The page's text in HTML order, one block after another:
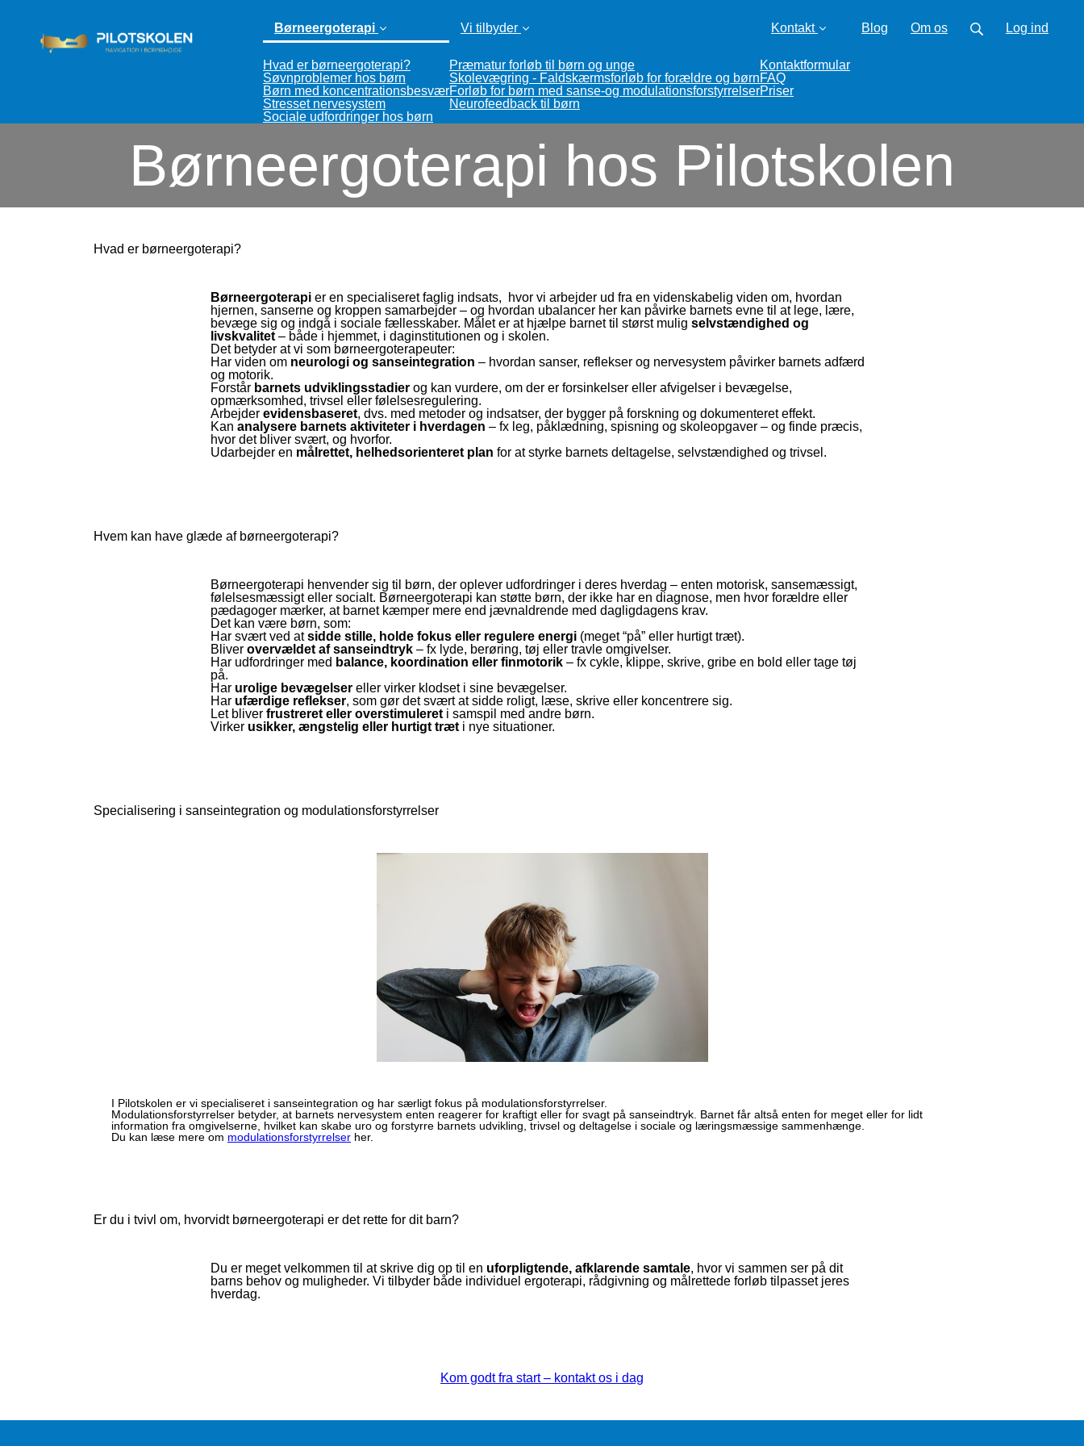
Børneergoterapi
Hvad er børneergoterapi?(current)
Søvnproblemer hos børn
Børn med koncentrationsbesvær
Stresset nervesystem
Sociale udfordringer hos børn
Vi tilbyder
Præmatur forløb til børn og unge
Skolevægring - Faldskærmsforløb for forældre og børn
Forløb for børn med sanse-og modulationsforstyrrelser
Neurofeedback til børn
Kontakt
Kontaktformular
FAQ
Priser
Blog Om os Log ind
Børneergoterapi hos Pilotskolen
Hvad er børneergoterapi?
Børneergoterapier en specialiseret faglig indsats, hvor vi arbejder ud fra en videnskabelig viden om, hvordan
hjernen, sanserne og kroppen samarbejder – og hvordan ubalancer her kan påvirke barnets evne til at lege, lære,
bevæge sig og indgå i sociale fællesskaber. Målet er at hjælpe barnet til størst mulig selvstændighed og
livskvalitet– både i hjemmet, i daginstitutionen og i skolen.
Det betyder at vi som børneergoterapeuter:
Har viden om neurologi og sanseintegration – hvordan sanser, reflekser og nervesystem påvirker barnets adfærd
og motorik.
Forstår barnets udviklingsstadierog kan vurdere, om der er forsinkelser eller afvigelser i bevægelse,
opmærksomhed, trivsel eller følelsesregulering.
Arbejder evidensbaseret, dvs. med metoder og indsatser, der bygger på forskning og dokumenteret effekt.
Kan analysere barnets aktiviteter i hverdagen – fx leg, påklædning, spisning og skoleopgaver – og finde præcis,
hvor det bliver svært, og hvorfor.
Udarbejder en målrettet, helhedsorienteret plan for at styrke barnets deltagelse, selvstændighed og trivsel.
Hvem kan have glæde af børneergoterapi?
Børneergoterapi henvender sig til børn, der oplever udfordringer i deres hverdag – enten motorisk, sansemæssigt,
følelsesmæssigt eller socialt. Børneergoterapi kan støtte børn, der ikke har en diagnose, men hvor forældre eller
pædagoger mærker, at barnet kæmper mere end jævnaldrende med dagligdagens krav.
Det kan være børn, som:
Har svært ved atsidde stille, holde fokus eller regulere energi(meget “på” eller hurtigt træt).
Bliver overvældet af sanseindtryk– fx lyde, berøring, tøj eller travle omgivelser.
Har udfordringer med balance, koordination eller finmotorik– fx cykle, klippe, skrive, gribe en bold eller tage tøj
på.
Har urolige bevægelsereller virker klodset i sine bevægelser.
Har ufærdige reflekser, som gør det svært at sidde roligt, læse, skrive eller koncentrere sig.
Let bliver frustreret eller overstimulereti samspil med andre børn.
Virker usikker, ængstelig eller hurtigt træti nye situationer.
Specialisering i sanseintegration og modulationsforstyrrelser
I Pilotskolen er vi specialiseret i sanseintegration og har særligt fokus på modulationsforstyrrelser.
Modulationsforstyrrelser betyder, at barnets nervesystem enten reagerer for kraftigt eller for svagt på sanseindtryk. Barnet får altså enten for meget eller for lidt
information fra omgivelserne, hvilket kan skabe uro og forstyrre barnets udvikling, trivsel og deltagelse i sociale og læringsmæssige sammenhænge.
Du kan læse mere om modulationsforstyrrelser her.
Er du i tvivl om, hvorvidt børneergoterapi er det rette for dit barn?
Du er meget velkommen til at skrive dig op til en uforpligtende, afklarende samtale, hvor vi sammen ser på dit
barns behov og muligheder. Vi tilbyder både individuel ergoterapi, rådgivning og målrettede forløb tilpasset jeres
hverdag.
Kom godt fra start – kontakt os i dag